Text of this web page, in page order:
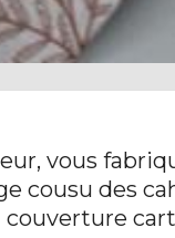
vous
cousu des
couverture